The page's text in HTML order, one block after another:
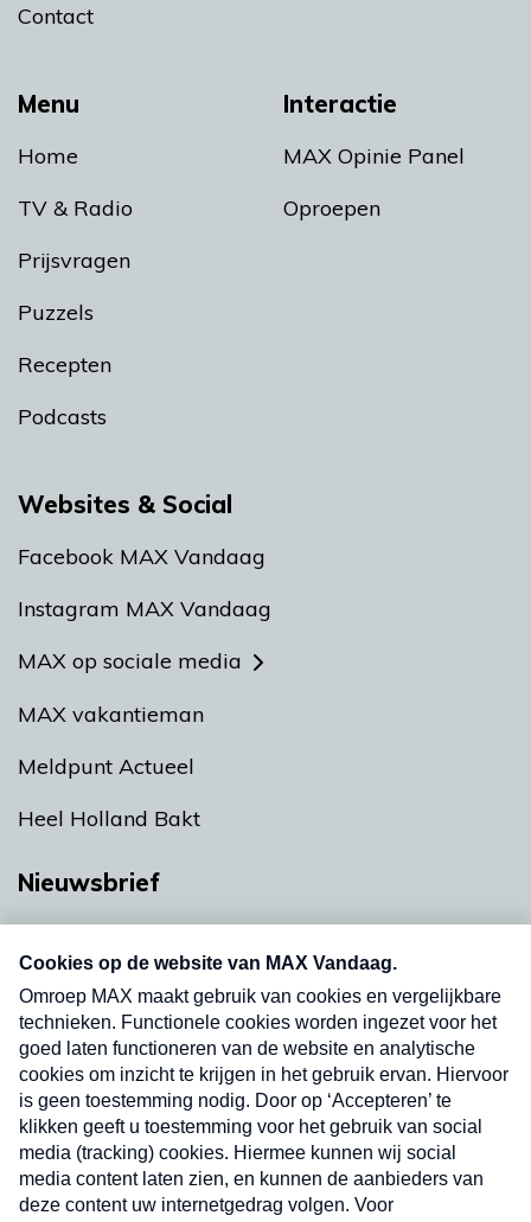
Menu
Home
TV & Radio
Prijsvragen
Puzzels
Recepten
Podcasts
Interactie
MAX Opinie Panel
Oproepen
Contact
Websites & Social
Facebook MAX Vandaag
Instagram MAX Vandaag
MAX op sociale media
MAX vakantieman
Meldpunt Actueel
Heel Holland Bakt
Nieuwsbrief
nieuwsbrief. Elke vrijdag- en dinsdagochtend in
uw mailbox.
Verzend